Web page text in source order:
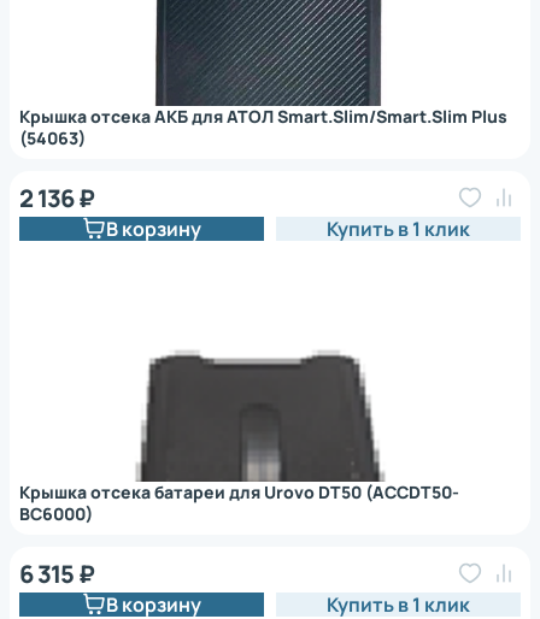
Крышка отсека АКБ для АТОЛ Smart.Slim/Smart.Slim Plus
(54063)
Крышка отсека батареи для Urovo DT50 (ACCDT50-
BC6000)
2 136 ₽
В корзину Купить в 1 клик
6 315 ₽
В корзину Купить в 1 клик